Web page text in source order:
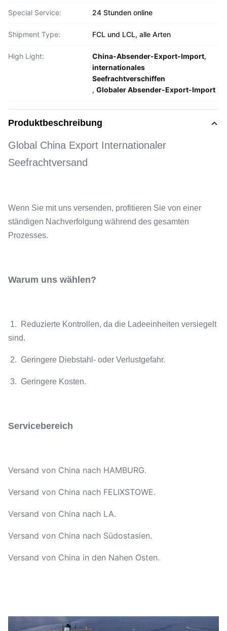
Special Service: 24 Stunden online
Shipment Type: FCL und LCL, alle Arten
High Light: China-Absender-Export-Import,
internationales
Seefrachtverschiffen
, Globaler Absender-Export-Import
Produktbeschreibung
Global China Export Internationaler
Seefrachtversand
Wenn Sie mit uns versenden, profitieren Sie von einer
ständigen Nachverfolgung während des gesamten
Prozesses.
Warum uns wählen?
1. Reduzierte Kontrollen, da die Ladeeinheiten versiegelt
sind.
2. Geringere Diebstahl- oder Verlustgefahr.
3. Geringere Kosten.
Servicebereich
Versand von China nach HAMBURG.
Versand von China nach FELIXSTOWE.
Versand von China nach LA.
Versand von China nach Südostasien.
Versand von China in den Nahen Osten.